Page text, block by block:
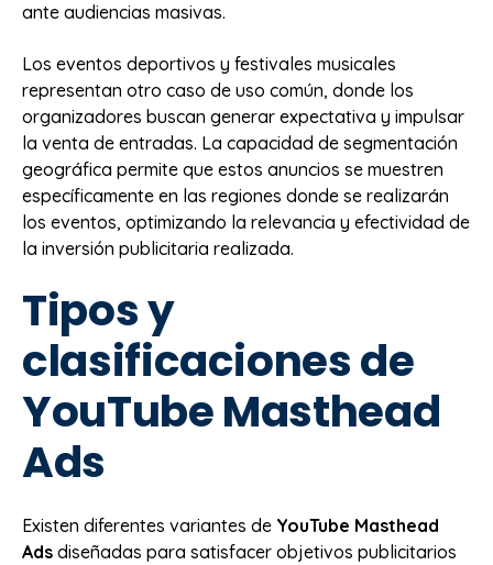
ante audiencias masivas.
Los eventos deportivos y festivales musicales
representan otro caso de uso común, donde los
organizadores buscan generar expectativa y impulsar
la venta de entradas. La capacidad de segmentación
geográfica permite que estos anuncios se muestren
específicamente en las regiones donde se realizarán
los eventos, optimizando la relevancia y efectividad de
la inversión publicitaria realizada.
Tipos y
clasificaciones de
YouTube Masthead
Ads
Existen diferentes variantes de YouTube Masthead
Ads diseñadas para satisfacer objetivos publicitarios